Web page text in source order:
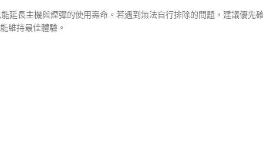
延長主機與煙彈的使用壽命。若遇到無法自行排除的問題，建議優先確
維持最佳體驗。